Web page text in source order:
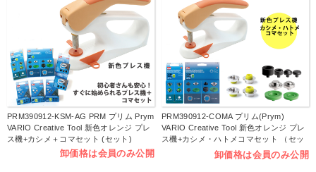
PRM390912-KSM-AG PRM プリム Prym
VARIO Creative Tool 新色オレンジ プレ
ス機+カシメ＋コマセット (セット)
卸価格は会員のみ公開
PRM390912-COMA プリム(Prym)
VARIO Creative Tool 新色オレンジ プレ
ス機+カシメ・ハトメコマセット （セッ
卸価格は会員のみ公開